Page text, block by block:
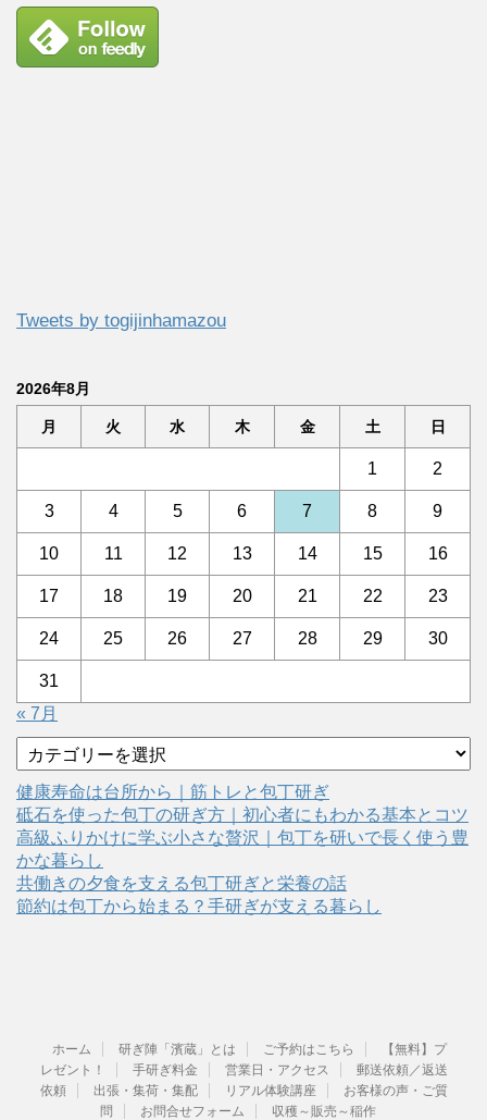
Tweets by togijinhamazou
2026年8月
月 火 水 木 金 土 日
1 2
3 4 5 6 7 8 9
10 11 12 13 14 15 16
17 18 19 20 21 22 23
24 25 26 27 28 29 30
31
« 7月
テ
ゴ
リ
ー
健康寿命は台所から｜筋トレと包丁研ぎ
砥石を使った包丁の研ぎ方｜初心者にもわかる基本とコツ
高級ふりかけに学ぶ小さな贅沢｜包丁を研いで長く使う豊
かな暮らし
共働きの夕食を支える包丁研ぎと栄養の話
節約は包丁から始まる？手研ぎが支える暮らし
ホーム 研ぎ陣「濱蔵」とは ご予約はこちら
【無料】プ
レゼント！
手研ぎ料金 営業日・アクセス
郵送依頼／返送
依頼
出張・集荷・集配 リアル体験講座
お客様の声・ご質
問
お問合せフォーム 収穫～販売～稲作